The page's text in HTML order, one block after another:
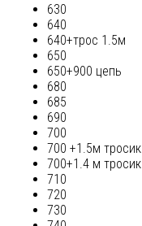
630
640
640+трос 1.5м
650
650+900 цепь
680
685
690
700
700 +1.5м тросик
700+1.4 м тросик
710
720
730